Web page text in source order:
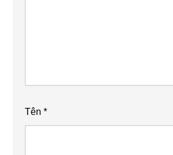
Tên*